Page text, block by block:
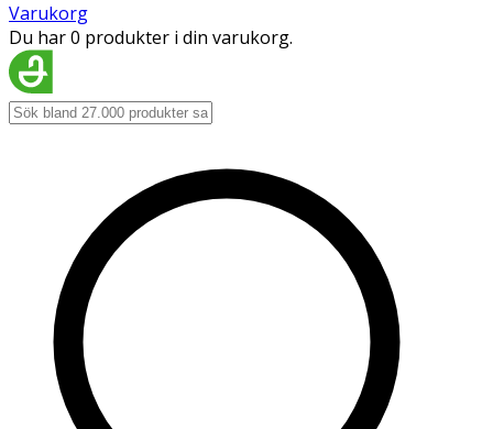
Varukorg
Du har 0 produkter i din varukorg.